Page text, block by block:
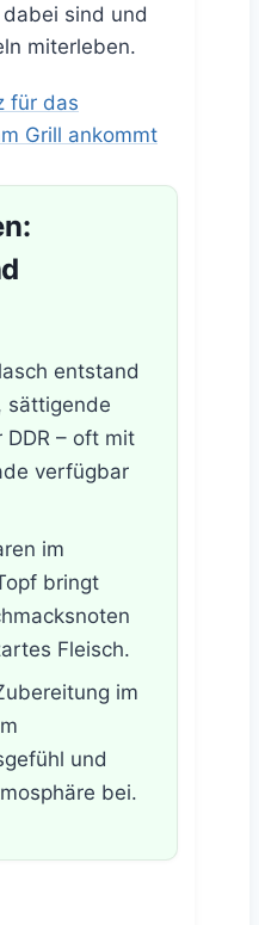
sind und
miterleben.
für das
Grill ankommt
entstand
sättigende
– oft mit
verfügbar
im
bringt
Fleisch.
im
und
bei.